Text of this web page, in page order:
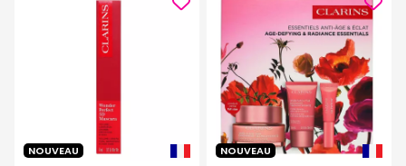
NOUVEAU
NOUVEAU